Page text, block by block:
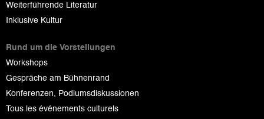
Weiterführende Literatur
Inklusive Kultur
Rund um die Vorstellungen
Workshops
Gespräche am Bühnenrand
Konferenzen, Podiumsdiskussionen
Tous les événements culturels